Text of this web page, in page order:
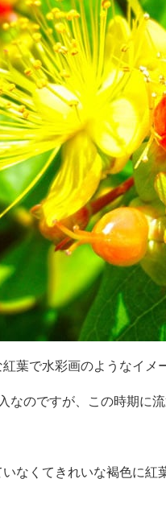
葉で水彩画のようなイメ
なのですが、この時期に
なくてきれいな褐色に